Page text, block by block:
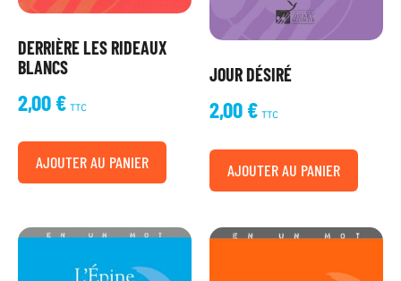
DERRIÈRE LES RIDEAUX
BLANCS
2,00€ TTC
AJOUTER AU PANIER
JOUR DÉSIRÉ
2,00€ TTC
AJOUTER AU PANIER